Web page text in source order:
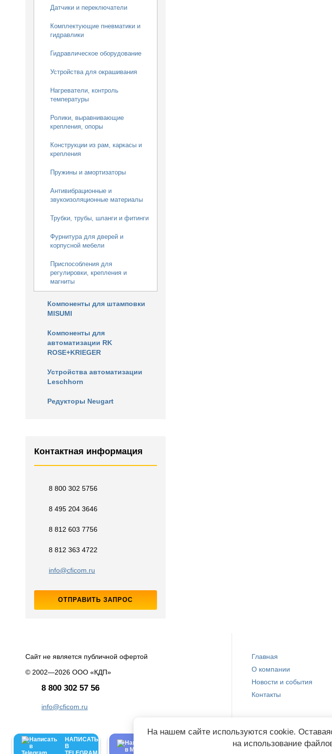
Датчики и переключатели
Комплектующие пневматики и
гидравлики
Гидравлическое оборудование
Устройства для окрашивания
Нагреватели, контроль
температуры
Ролики, выравнивающие
крепления, опоры
Конструкции из рам, каркасы и
крепления
Пружины и амортизаторы
Антивибрационные и
звукоизоляционные материалы
Трубки, трубы, шланги и фитинги
Фурнитура для дверей и
корпусной мебели
Приспособления для
регулировки, крепления и
магниты
Компоненты для штамповки
MISUMI
Компоненты для
автоматизации RK
ROSE+KRIEGER
Устройства автоматизации
Leschhorn
Редукторы Neugart
Контактная информация
8 800 302 5756
8 495 204 3646
8 812 603 7756
8 812 363 4722
info@cficom.ru
ОТПРАВИТЬ ЗАПРОС
Сайт не является публичной офертой
© 2002—2026 ООО «КДП»
8 800 302 57 56
info@cficom.ru
Главная
О компании
Новости и события
Контакты
НАПИСАТЬ
В
На нашем сайте используются cookie.
на использование